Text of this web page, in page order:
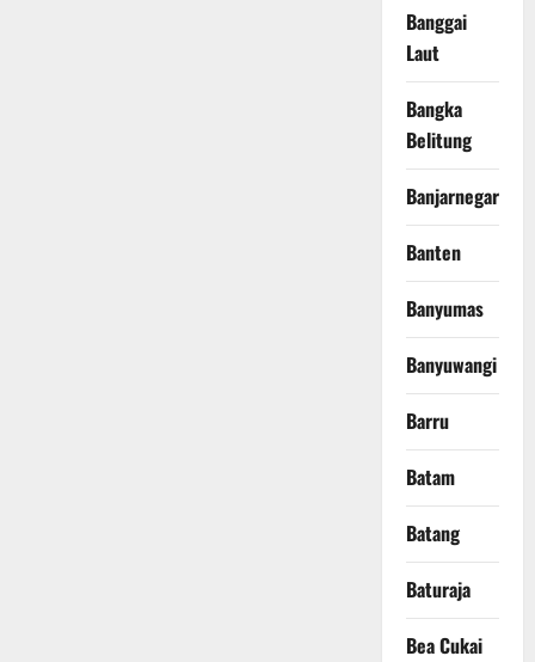
Banggai
Laut
Bangka
Belitung
Banjarnegara
Banten
Banyumas
Banyuwangi
Barru
Batam
Batang
Baturaja
Bea Cukai